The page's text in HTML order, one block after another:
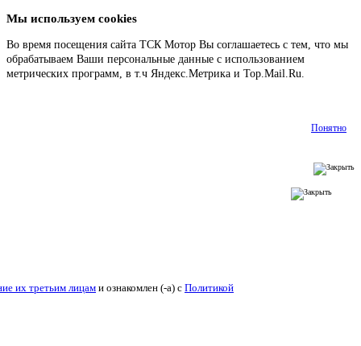
Мы используем cookies
Во время посещения сайта ТСК Мотор Вы соглашаетесь с тем, что мы
обрабатываем Ваши персональные данные с использованием
метрических программ, в т.ч Яндекс.Метрика и Top.Mail.Ru.
Понятно
их третьим лицами ознакомлен (-а) cПолитикой конфиденциальности